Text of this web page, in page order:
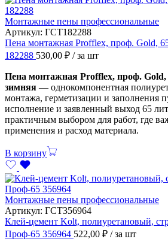
Монтажные пены профессиональные
Артикул: ГСТ182288
Пена монтажная Profflex, проф. Gold,
182288 530,00 ₽ / за шт
Пена монтажная Profflex, проф. Gold,
зимняя — однокомпонентная
монтажа, герметизации и заполнения
исполнение и заявленный выход 65
практичным выбором для работ, где
применения и расход материала.
В корзину
Монтажные пены профессиональные
Артикул: ГСТ356964
Клей-цемент Kolt, полиуретановый,
Проф-65 356964 522,00 ₽ / за шт